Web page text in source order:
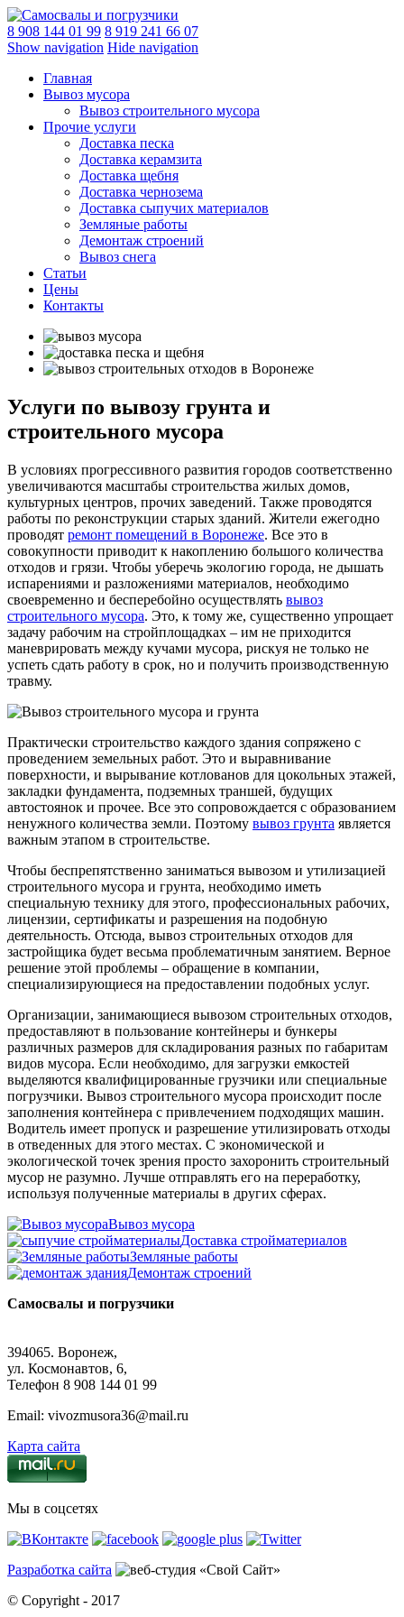
8 908 144 01 99 8 919 241 66 07
Show navigation Hide navigation
Главная
Вывоз мусора
Вывоз строительного мусора
Прочие услуги
Доставка песка
Доставка керамзита
Доставка щебня
Доставка чернозема
Доставка сыпучих материалов
Земляные работы
Демонтаж строений
Вывоз снега
Статьи
Цены
Контакты
Услуги по вывозу грунта и
строительного мусора
В условиях прогрессивного развития городов соответственно
увеличиваются масштабы строительства жилых домов,
культурных центров, прочих заведений. Также проводятся
работы по реконструкции старых зданий. Жители ежегодно
проводят ремонт помещений в Воронеже. Все это в
совокупности приводит к накоплению большого количества
отходов и грязи. Чтобы уберечь экологию города, не дышать
испарениями и разложениями материалов, необходимо
своевременно и бесперебойно осуществлять вывоз
строительного мусора. Это, к тому же, существенно упрощает
задачу рабочим на стройплощадках – им не приходится
маневрировать между кучами мусора, рискуя не только не
успеть сдать работу в срок, но и получить производственную
травму.
Практически строительство каждого здания сопряжено с
проведением земельных работ. Это и выравнивание
поверхности, и вырывание котлованов для цокольных этажей,
закладки фундамента, подземных траншей, будущих
автостоянок и прочее. Все это сопровождается с образованием
ненужного количества земли. Поэтому вывоз грунта является
важным этапом в строительстве.
Чтобы беспрепятственно заниматься вывозом и утилизацией
строительного мусора и грунта, необходимо иметь
специальную технику для этого, профессиональных рабочих,
лицензии, сертификаты и разрешения на подобную
деятельность. Отсюда, вывоз строительных отходов для
застройщика будет весьма проблематичным занятием. Верное
решение этой проблемы – обращение в компании,
специализирующиеся на предоставлении подобных услуг.
Организации, занимающиеся вывозом строительных отходов,
предоставляют в пользование контейнеры и бункеры
различных размеров для складирования разных по габаритам
видов мусора. Если необходимо, для загрузки емкостей
выделяются квалифицированные грузчики или специальные
погрузчики. Вывоз строительного мусора происходит после
заполнения контейнера с привлечением подходящих машин.
Водитель имеет пропуск и разрешение утилизировать отходы
в отведенных для этого местах. С экономической и
экологической точек зрения просто захоронить строительный
мусор не разумно. Лучше отправлять его на переработку,
используя полученные материалы в других сферах.
Вывоз мусора
Доставка стройматериалов
Земляные работы
Демонтаж строений
Самосвалы и погрузчики
394065. Воронеж,
ул. Космонавтов, 6,
Телефон 8 908 144 01 99
Email: vivozmusora36@mail.ru
Карта сайта
Мы в соцсетях
Разработка сайта
«Свой Сайт»
© Copyright - 2017